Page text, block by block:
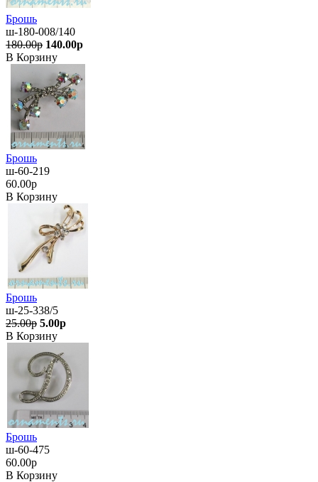
Брошь
ш-180-008/140
180.00р 140.00р
В Корзину
Брошь
ш-60-219
60.00р
В Корзину
Брошь
ш-25-338/5
25.00р 5.00р
В Корзину
Брошь
ш-60-475
60.00р
В Корзину